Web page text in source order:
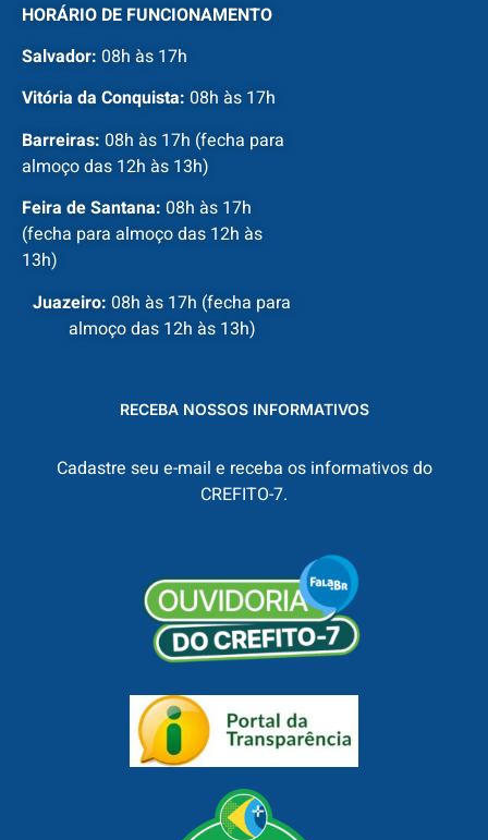
HORÁRIO DE FUNCIONAMENTO
Salvador: 08h às 17h
Vitória da Conquista: 08h às 17h
Barreiras: 08h às 17h (fecha para
almoço das 12h às 13h)
Feira de Santana: 08h às 17h
(fecha para almoço das 12h às
13h)
Juazeiro: 08h às 17h (fecha para
almoço das 12h às 13h)
RECEBA NOSSOS INFORMATIVOS
Cadastre seu e-mail e receba os informativos do
CREFITO-7.